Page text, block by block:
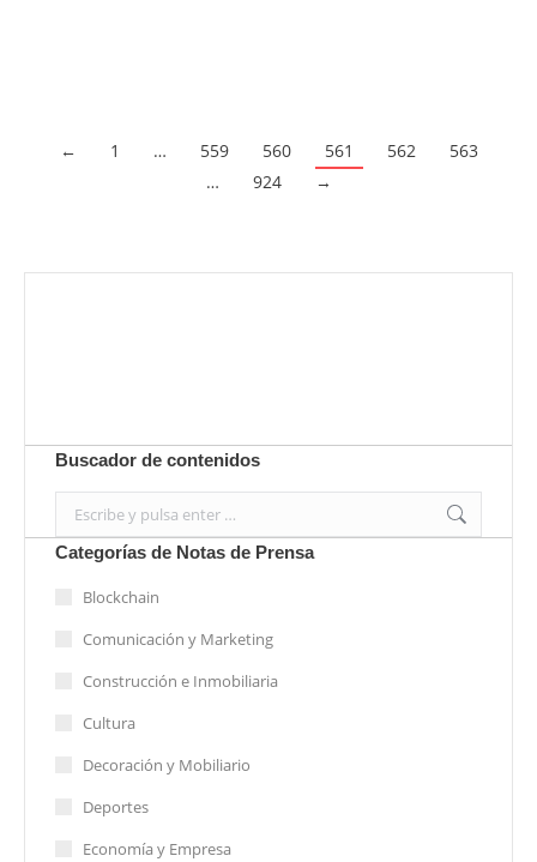
← 1 … 559 560 561 562
563
…
924 →
Buscador de contenidos
Categorías de Notas de Prensa
Blockchain
Comunicación y Marketing
Construcción e Inmobiliaria
Cultura
Decoración y Mobiliario
Deportes
Economía y Empresa